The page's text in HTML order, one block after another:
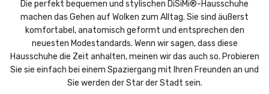
Die perfekt bequemen und stylischen DiSiMi®-Hausschuhe
machen das Gehen auf Wolken zum Alltag. Sie sind äußerst
komfortabel, anatomisch geformt und entsprechen den
neuesten Modestandards. Wenn wir sagen, dass diese
Hausschuhe die Zeit anhalten, meinen wir das auch so. Probieren
Sie sie einfach bei einem Spaziergang mit Ihren Freunden an und
Sie werden der Star der Stadt sein.